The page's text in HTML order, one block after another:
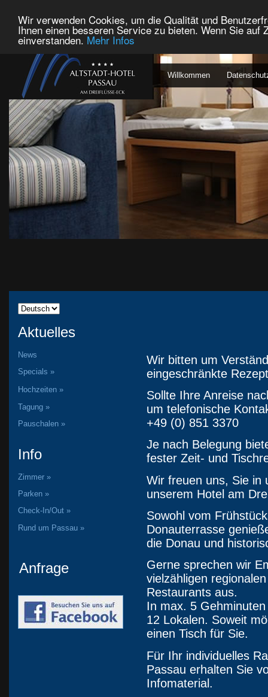
Wir verwenden Cookies, um die Qualität und
Ihnen einen besseren Service zu bieten. Wenn Sie
einverstanden. Mehr Infos
Willkommen
Aktuelles
News
Specials »
Hochzeiten »
Tagung »
Pauschalen »
Info
Zimmer »
Parken »
Check-In/Out »
Rund um Passau »
Anfrage
Wir bitten um
eingeschränkte
Sollte Ihre Anreise
um telefonische
+49 (0) 851 3370
Je nach Belegung
fester Zeit- und
Wir freuen uns, Sie in
unserem Hotel am
Sowohl vom
Donauterrasse
die Donau und
Gerne sprechen wir
vielzähligen
Restaurants aus.
In max. 5
12 Lokalen. Soweit
einen Tisch für Sie.
Für Ihr individuelles
Passau erhalten Sie
Infomaterial.